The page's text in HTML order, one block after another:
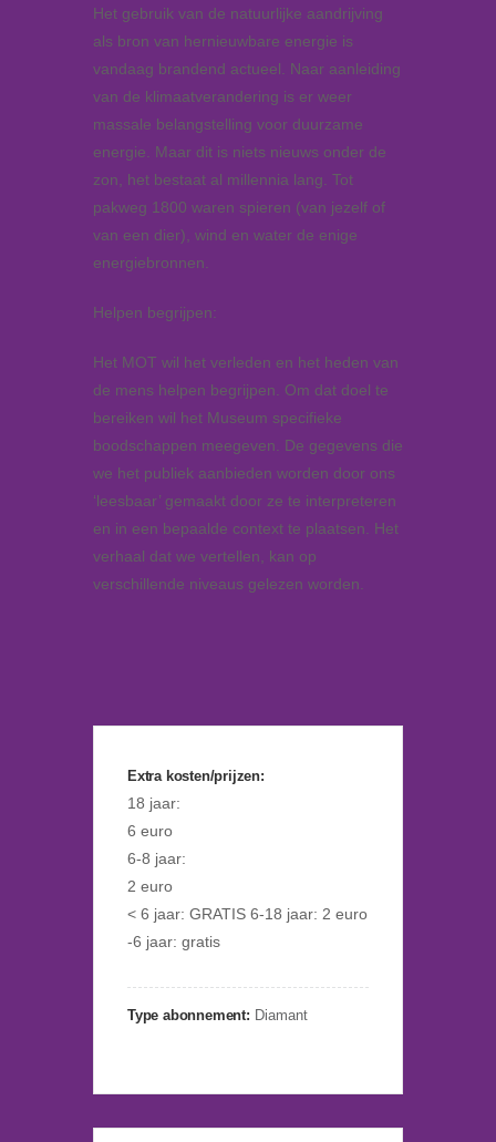
Het gebruik van de natuurlijke aandrijving
als bron van hernieuwbare energie is
vandaag brandend actueel. Naar aanleiding
van de klimaatverandering is er weer
massale belangstelling voor duurzame
energie. Maar dit is niets nieuws onder de
zon, het bestaat al millennia lang. Tot
pakweg 1800 waren spieren (van jezelf of
van een dier), wind en water de enige
energiebronnen.
Helpen begrijpen:
Het MOT wil het verleden en het heden van
de mens helpen begrijpen. Om dat doel te
bereiken wil het Museum specifieke
boodschappen meegeven. De gegevens die
we het publiek aanbieden worden door ons
‘leesbaar’ gemaakt door ze te interpreteren
en in een bepaalde context te plaatsen. Het
verhaal dat we vertellen, kan op
verschillende niveaus gelezen worden.
Extra kosten/prijzen:
18 jaar:
6 euro
6-8 jaar:
2 euro
< 6 jaar: GRATIS 6-18 jaar: 2 euro
-6 jaar: gratis
Type abonnement: Diamant